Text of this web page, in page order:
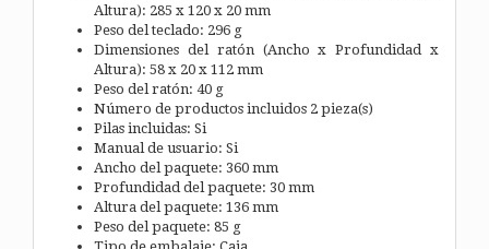
Altura): 285 x 120 x 20 mm
Peso del teclado: 296 g
Dimensiones del ratón (Ancho x Profundidad x
Altura): 58 x 20 x 112 mm
Peso del ratón: 40 g
Número de productos incluidos 2 pieza(s)
Pilas incluidas: Si
Manual de usuario: Si
Ancho del paquete: 360 mm
Profundidad del paquete: 30 mm
Altura del paquete: 136 mm
Peso del paquete: 85 g